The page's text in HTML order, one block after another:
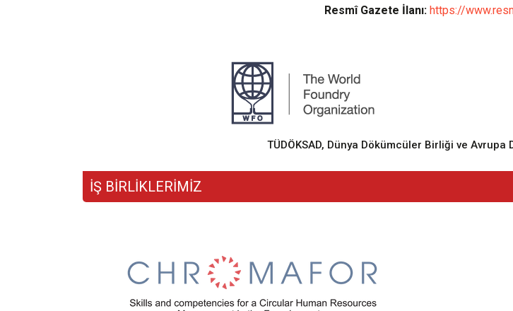
Resmî Gazete İlanı: https://
TÜDÖKSAD, Dünya Dökümcüler Birliği ve
İŞ BİRLİKLERİMİZ